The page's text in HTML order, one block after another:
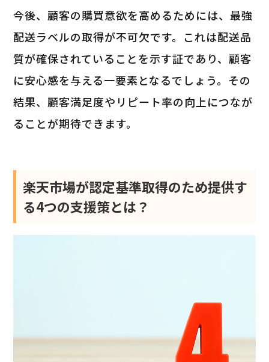
今後、顧客の購買意欲を高めるためには、最強
配送ラベルの取得が不可欠です。これは配送品
質が確保されていることを示す証であり、顧客
に安心感を与える一要素となるでしょう。その
結果、顧客満足度やリピート率の向上につなが
ることが期待できます。
楽天市場が認定基準取得のため提供す
る4つの支援策とは？